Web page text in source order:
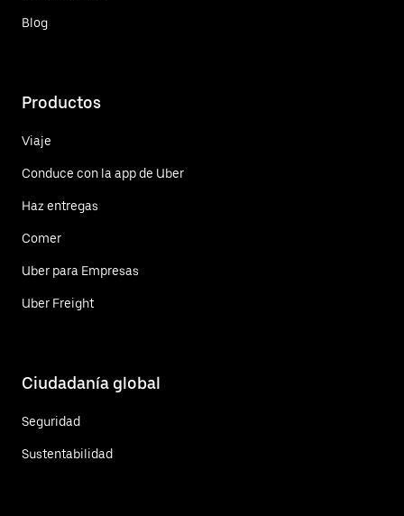
Blog
Productos
Viaje
Conduce con la app de Uber
Haz entregas
Comer
Uber para Empresas
Uber Freight
Ciudadanía global
Seguridad
Sustentabilidad